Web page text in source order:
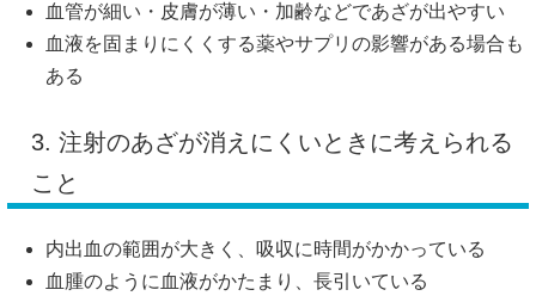
血管が細い・皮膚が薄い・加齢などであざが出やすい
血液を固まりにくくする薬やサプリの影響がある場合も
ある
3. 注射のあざが消えにくいときに考えられる
こと
内出血の範囲が大きく、吸収に時間がかかっている
血腫のように血液がかたまり、長引いている